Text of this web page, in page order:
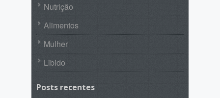
Nutrição
Alimentos
Mulher
Libido
Posts recentes